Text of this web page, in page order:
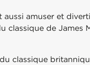
amuser et
de James
classique